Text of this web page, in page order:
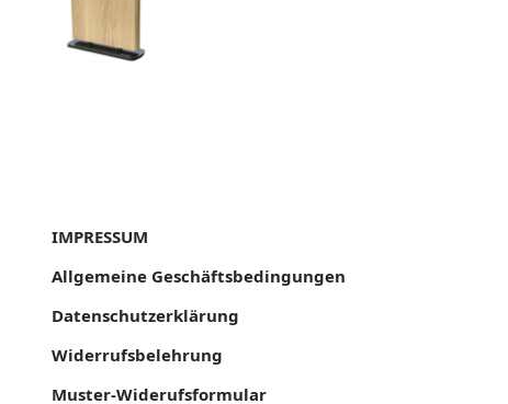
IMPRESSUM
Allgemeine Geschäftsbedingungen
Datenschutzerklärung
Widerrufsbelehrung
Muster-Widerufsformular